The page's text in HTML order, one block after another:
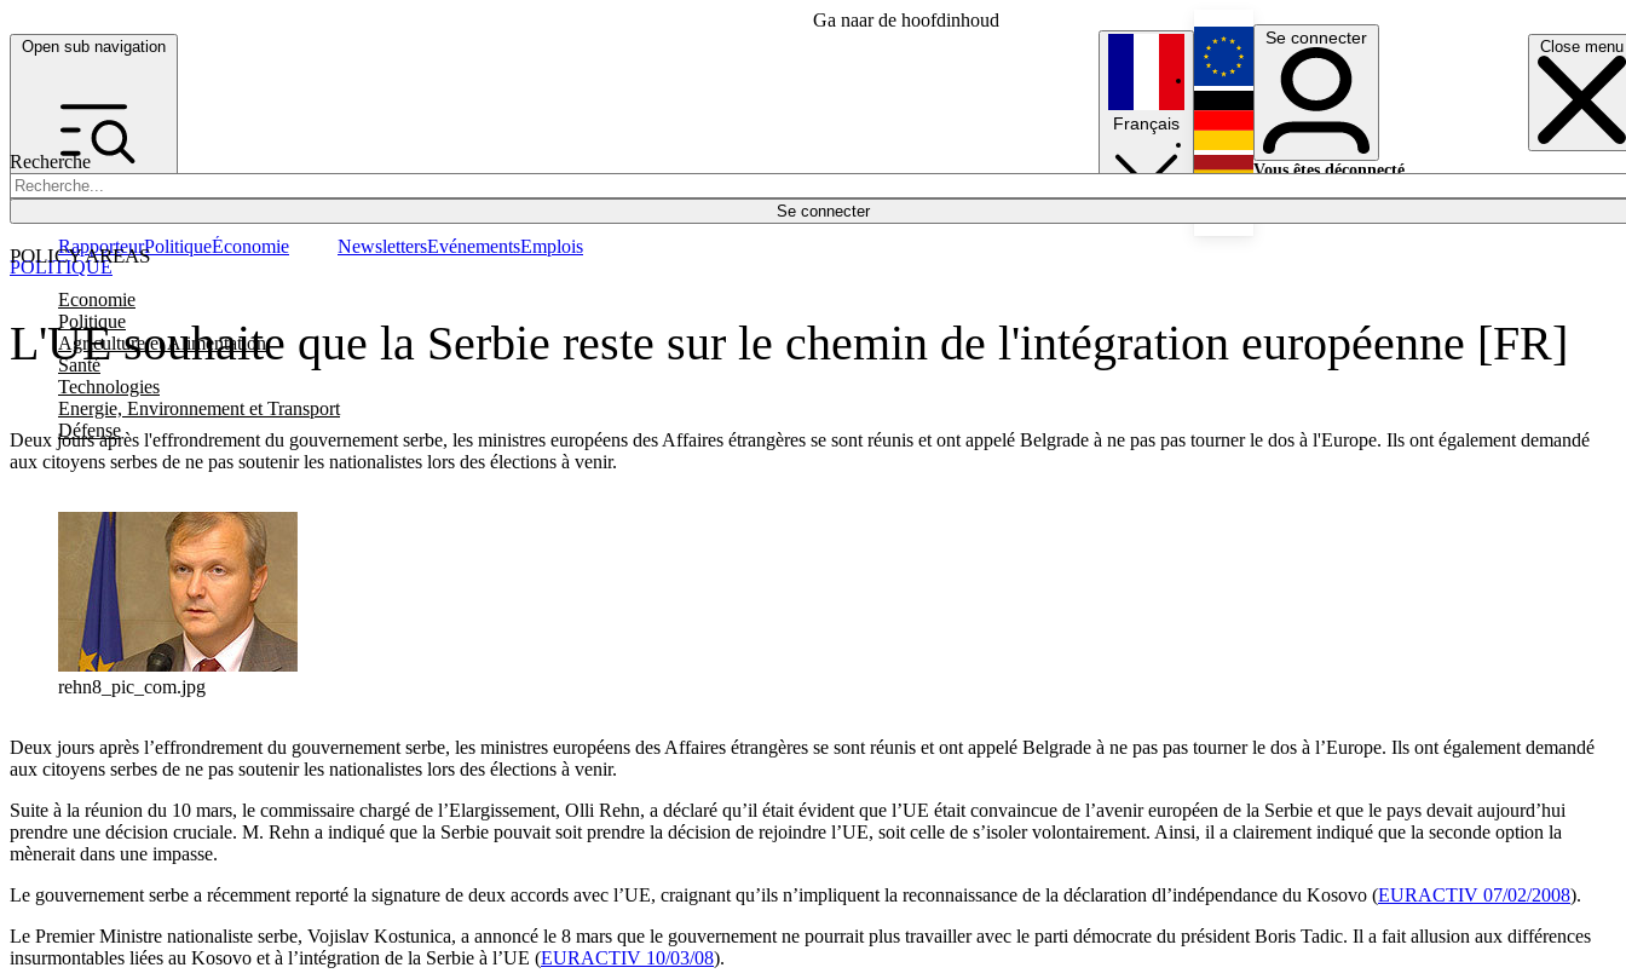
Ga naar de hoofdinhoud
Open sub navigation Close menu
Recherche
Se connecter
POLICY AREAS
Economie
Politique
Agriculture et Alimentation
Santé
Technologies
Energie, Environnement et Transport
Défense
RapporteurPolitiqueÉconomie NewslettersEvénementsEmplois
Français
English
Deutsch
Se connecter
Vous êtes déconnecté.
L'UE souhaite que la Serbie reste sur le chemin de l'intégration européenne [FR]
Deux jours après l'effrondrement du gouvernement serbe, les ministres européens des Affaires étrangères se sont réunis et ont appelé Belgrade à ne pas pas tourner le dos à l'Europe. Ils ont également demandé
aux citoyens serbes de ne pas soutenir les nationalistes lors des élections à venir.
POLITIQUE
rehn8_pic_com.jpg
Deux jours après l’effrondrement du gouvernement serbe, les ministres européens des Affaires étrangères se sont réunis et ont appelé Belgrade à ne pas pas tourner le dos à l’Europe. Ils ont également demandé
aux citoyens serbes de ne pas soutenir les nationalistes lors des élections à venir.
Suite à la réunion du 10 mars, le commissaire chargé de l’Elargissement, Olli Rehn, a déclaré qu’il était évident que l’UE était convaincue de l’avenir européen de la Serbie et que le pays devait aujourd’hui
prendre une décision cruciale. M. Rehn a indiqué que la Serbie pouvait soit prendre la décision de rejoindre l’UE, soit celle de s’isoler volontairement. Ainsi, il a clairement indiqué que la seconde option la
mènerait dans une impasse.
Le gouvernement serbe a récemment reporté la signature de deux accords avec l’UE, craignant qu’ils n’impliquent la reconnaissance de la déclaration dl’indépendance du Kosovo (EURACTIV 07/02/2008).
Le Premier Ministre nationaliste serbe, Vojislav Kostunica, a annoncé le 8 mars que le gouvernement ne pourrait plus travailler avec le parti démocrate du président Boris Tadic. Il a fait allusion aux différences
insurmontables liées au Kosovo et à l’intégration de la Serbie à l’UE (EURACTIV 10/03/08).